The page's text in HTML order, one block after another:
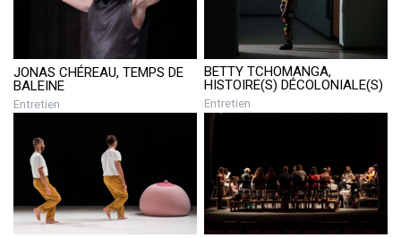
JONAS CHÉREAU, TEMPS DE
BALEINE
Entretien
BETTY TCHOMANGA,
HISTOIRE(S) DÉCOLONIALE(S)
Entretien